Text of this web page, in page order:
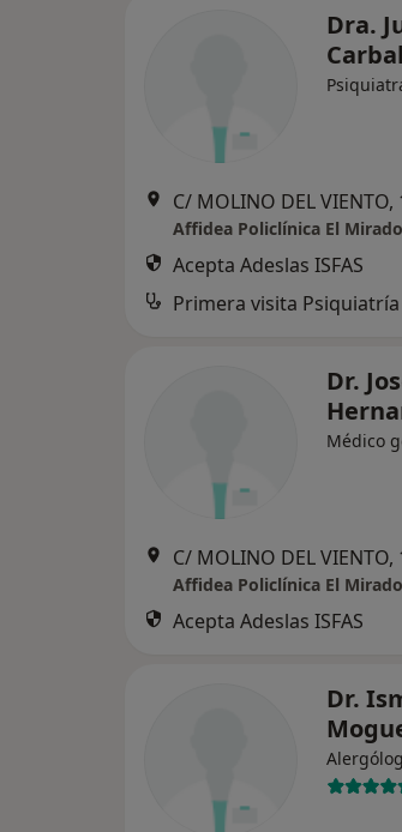
Dra.
Affidea Policlínica El
Acepta Adeslas ISFAS
Primera visita Psiquiatría
Dr.
Médico
Affidea Policlínica El
Acepta Adeslas ISFAS
Dr.